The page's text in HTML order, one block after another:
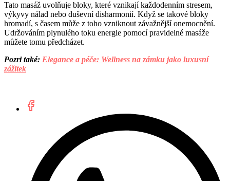
Tato masáž uvolňuje bloky, které vznikají každodenním stresem,
výkyvy nálad nebo duševní disharmonií. Když se takové bloky
hromadí, s časem může z toho vzniknout závažnější onemocnění.
Udržováním plynulého toku energie pomocí pravidelné masáže
můžete tomu předcházet.
Pozri také: Elegance a péče: Wellness na zámku jako luxusní
zážitek